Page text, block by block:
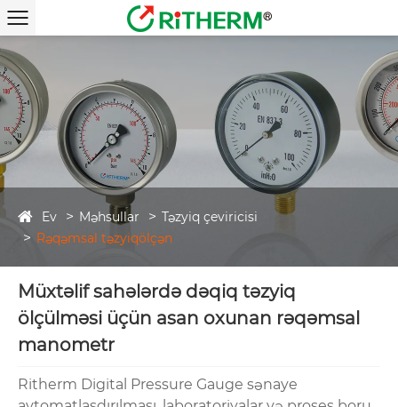
Ev Məhsullar
Təzyiq çeviricisi
Rəqəmsal təzyiqölçən
Müxtəlif sahələrdə dəqiq təzyiq
ölçülməsi üçün asan oxunan rəqəmsal
manometr
Ritherm Digital Pressure Gauge sənaye